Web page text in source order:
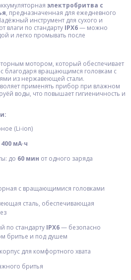
электробритва с
, предназначенная для ежедневного
инструмент для сухого и
влаги по стандарту IPX6— можно
и легко промывать после
мотором, который обеспечивает
благодаря вращающимся головкам с
из нержавеющей стали.
применять прибор при влажном
воды, что повышает гигиеничность и
(Li-ion)
400 мА·ч
до 60 мин от одного заряда
с вращающимися головками
сталь, обеспечивающая
по стандарту IPX6— безопасно
бритье и под душем
для комфортного хвата
бритья